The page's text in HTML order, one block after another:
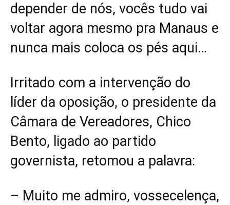
depender de nós, vocês tudo vai
voltar agora mesmo pra Manaus e
nunca mais coloca os pés aqui…
Irritado com a intervenção do
líder da oposição, o presidente da
Câmara de Vereadores, Chico
Bento, ligado ao partido
governista, retomou a palavra:
– Muito me admiro, vossecelença,